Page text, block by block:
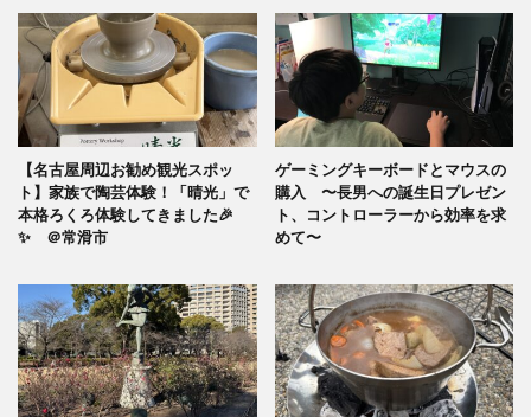
【名古屋周辺お勧め観光スポッ
ト】家族で陶芸体験！「晴光」で
本格ろくろ体験してきました🎉
✨ ＠常滑市
ゲーミングキーボードとマウスの
購入 〜長男への誕生日プレゼン
ト、コントローラーから効率を求
めて〜